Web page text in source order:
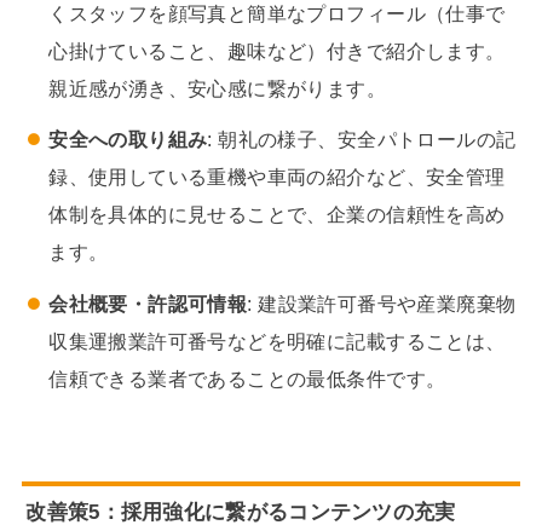
くスタッフを顔写真と簡単なプロフィール（仕事で
心掛けていること、趣味など）付きで紹介します。
親近感が湧き、安心感に繋がります。
安全への取り組み: 朝礼の様子、安全パトロールの記
録、使用している重機や車両の紹介など、安全管理
体制を具体的に見せることで、企業の信頼性を高め
ます。
会社概要・許認可情報: 建設業許可番号や産業廃棄物
収集運搬業許可番号などを明確に記載することは、
信頼できる業者であることの最低条件です。
改善策5：採用強化に繋がるコンテンツの充実